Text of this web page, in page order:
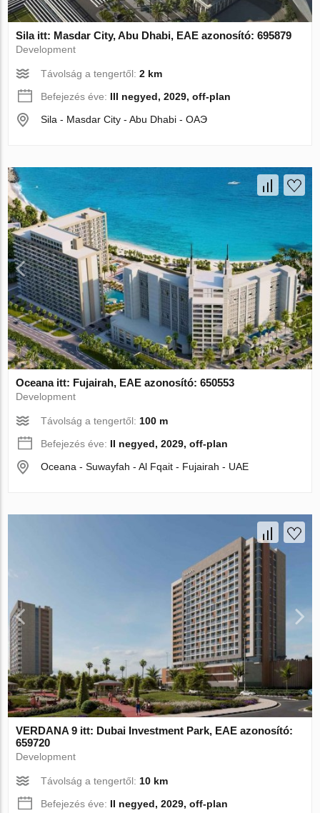
Sila itt: Masdar City, Abu Dhabi, EAE azonosító: 695879
Development
Távolság a tengertől:2 km
Befejezés éve: III negyed, 2029, off-plan
Sila - Masdar City - Abu Dhabi - ОАЭ
Oceana itt: Fujairah, EAE azonosító: 650553
Development
Távolság a tengertől:100 m
Befejezés éve: II negyed, 2029, off-plan
Oceana - Suwayfah - Al Fqait - Fujairah - UAE
VERDANA 9 itt: Dubai Investment Park, EAE azonosító:
659720
Development
Távolság a tengertől: 10 km
Befejezés éve: II negyed, 2029, off-plan